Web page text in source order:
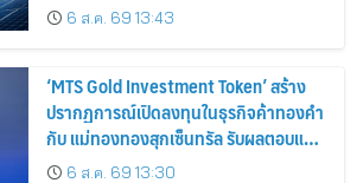
6 ส.ค. 69 13:43
‘MTS Gold Investment Token’ สร้าง
ปรากฏการณ์เปิดลงทุนในธุรกิจค้าทองคำ
กับ แม่ทองทองสุกเซ็นทรัล รับผลตอบแทน
คงที่ 3% ต่อปี
6 ส.ค. 69 13:30